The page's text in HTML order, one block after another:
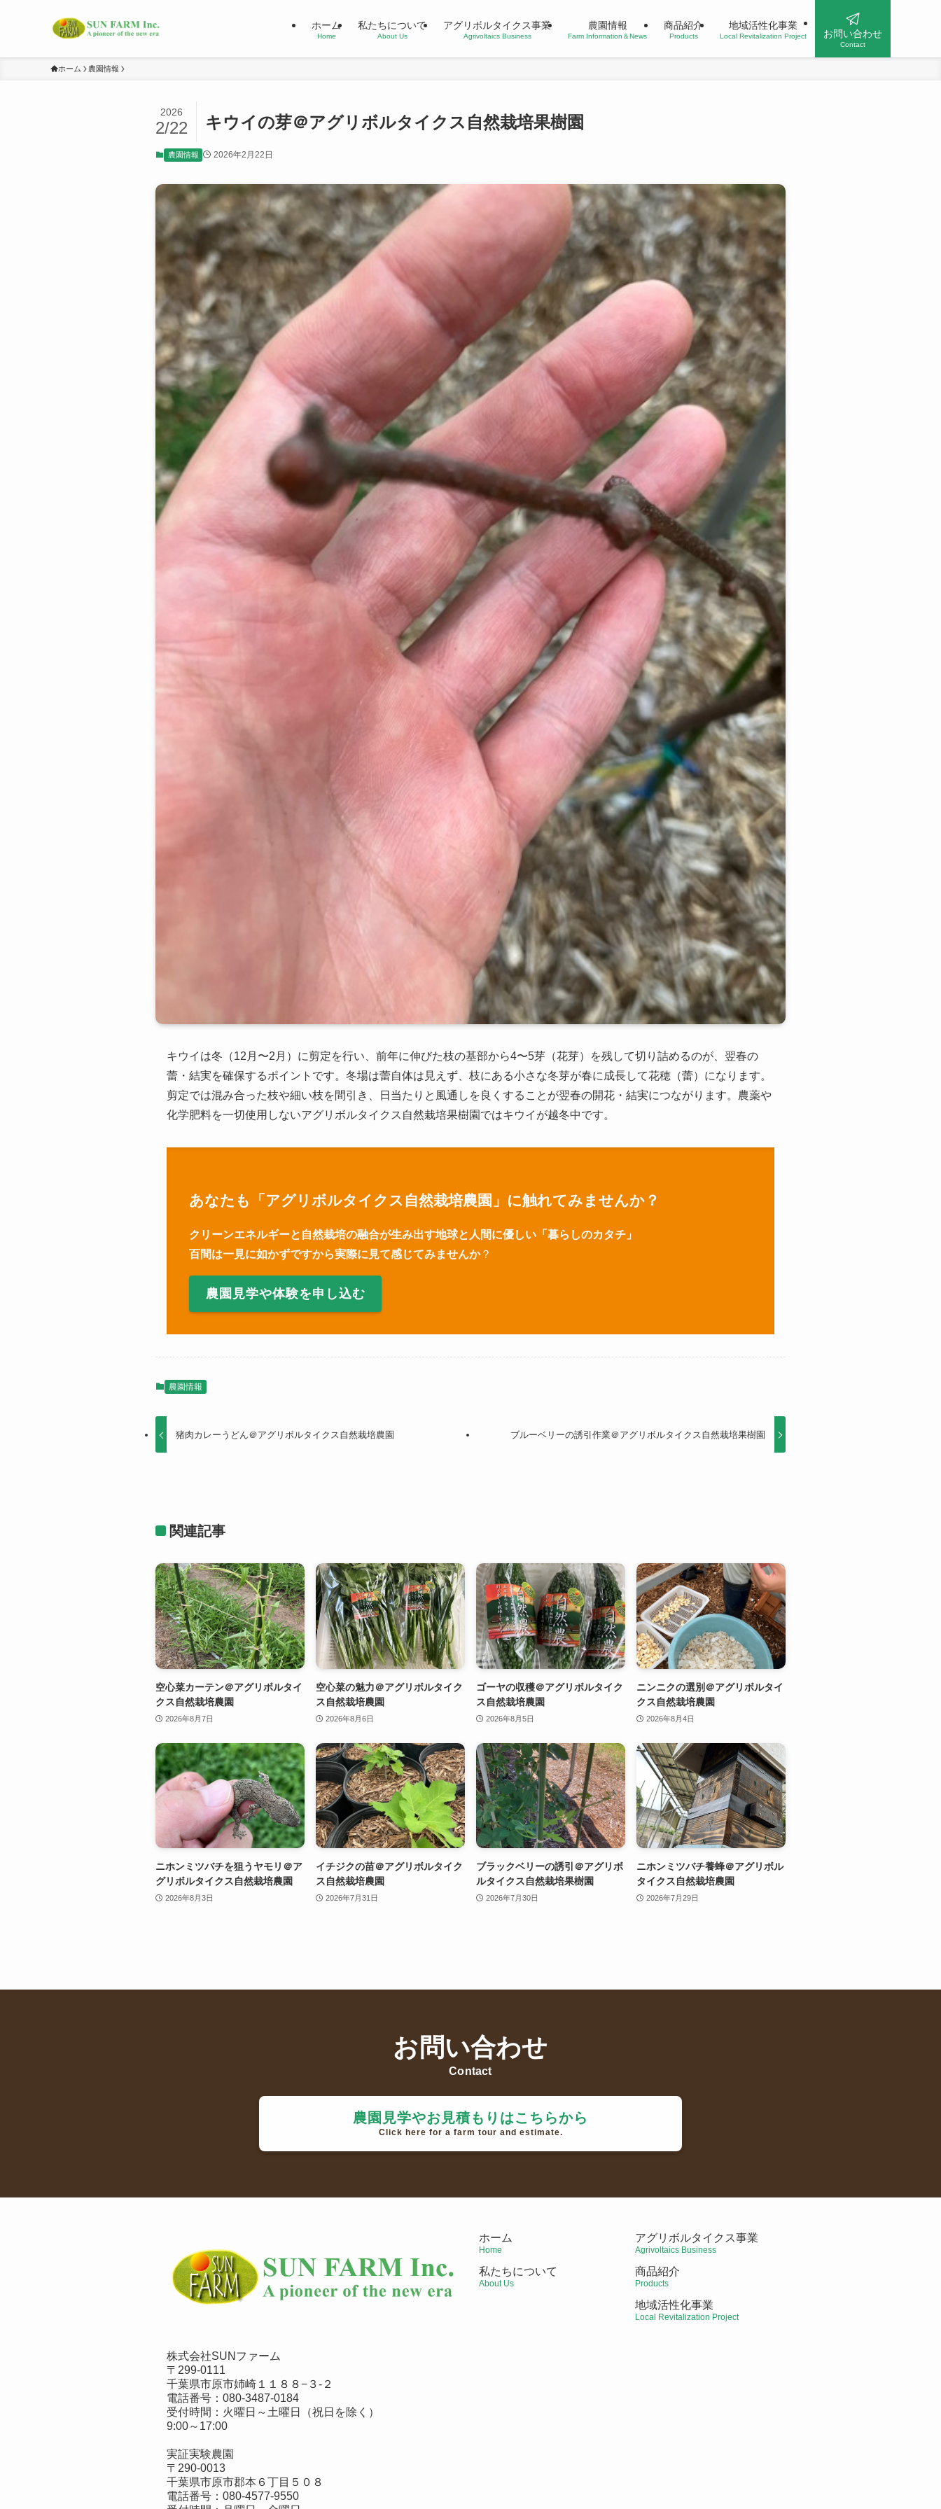
ホーム
Home
私たちについて
About Us
アグリボルタイクス事業
Agrivoltaics Business
農園情報
Farm Information＆News
商品紹介
Products
地域活性化事業
Local Revitalization Project お問い合わせ
Contact
ホーム 農園情報
キウイの芽＠アグリボルタイクス自然栽培果樹園
2026
2/22
農園情報 2026年2月22日
キウイは冬（12月〜2月）に剪定を行い、前年に伸びた枝の基部から4〜5芽（花芽）を残して切り詰めるのが、翌春の
蕾・結実を確保するポイントです。冬場は蕾自体は見えず、枝にある小さな冬芽が春に成長して花穂（蕾）になります。
剪定では混み合った枝や細い枝を間引き、日当たりと風通しを良くすることが翌春の開花・結実につながります。農薬や
化学肥料を一切使用しないアグリボルタイクス自然栽培果樹園ではキウイが越冬中です。
あなたも「アグリボルタイクス自然栽培農園」に触れてみませんか？
クリーンエネルギーと自然栽培の融合が生み出す地球と人間に優しい「暮らしのカタチ」
百間は一見に如かずですから実際に見て感じてみませんか？
農園見学や体験を申し込む
農園情報
猪肉カレーうどん＠アグリボルタイクス自然栽培農園 ブルーベリーの誘引作業＠アグリボルタイクス自然栽培果樹園
関連記事
空心菜カーテン＠アグリボルタイ
クス自然栽培農園
2026年8月7日
空心菜の魅力＠アグリボルタイク
ス自然栽培農園
2026年8月6日
ゴーヤの収穫＠アグリボルタイク
ス自然栽培農園
2026年8月5日
ニンニクの選別＠アグリボルタイ
クス自然栽培農園
2026年8月4日
ニホンミツバチを狙うヤモリ＠ア
グリボルタイクス自然栽培農園
2026年8月3日
イチジクの苗＠アグリボルタイク
ス自然栽培農園
2026年7月31日
ブラックベリーの誘引＠アグリボ
ルタイクス自然栽培果樹園
2026年7月30日
ニホンミツバチ養蜂＠アグリボル
タイクス自然栽培農園
2026年7月29日
お問い合わせ
Contact
農園見学やお見積もりはこちらから
Click here for a farm tour and estimate.
株式会社SUNファーム
〒299-0111
千葉県市原市姉崎１１８８−３-２
電話番号： 080-3487-0184
受付時間：火曜日～土曜日（祝日を除く）
9:00～17:00
実証実験農園
〒290-0013
千葉県市原市郡本６丁目５０８
電話番号： 080-4577-9550
ホーム
Home
私たちについて
About Us
アグリボルタイクス事業
Agrivoltaics Business
商品紹介
Products
地域活性化事業
Local Revitalization Project